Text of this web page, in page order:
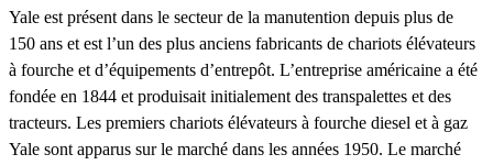
Yale est présent dans le secteur de la manutention depuis plus de
150 ans et est l’un des plus anciens fabricants de chariots élévateurs
à fourche et d’équipements d’entrepôt. L’entreprise américaine a été
fondée en 1844 et produisait initialement des transpalettes et des
tracteurs. Les premiers chariots élévateurs à fourche diesel et à gaz
Yale sont apparus sur le marché dans les années 1950. Le marché